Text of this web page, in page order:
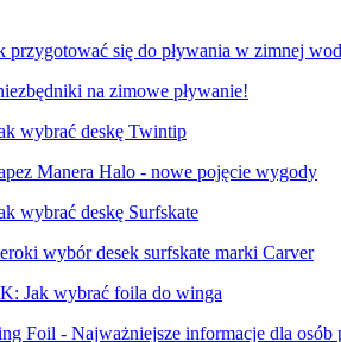
przygotować się do pływania w zimnej
na zimowe pływanie!
wybrać deskę Twintip
Manera Halo - nowe pojęcie wygody
wybrać deskę Surfskate
wybór desek surfskate marki Carver
Jak wybrać foila do winga
Foil - Najważniejsze informacje dla osób